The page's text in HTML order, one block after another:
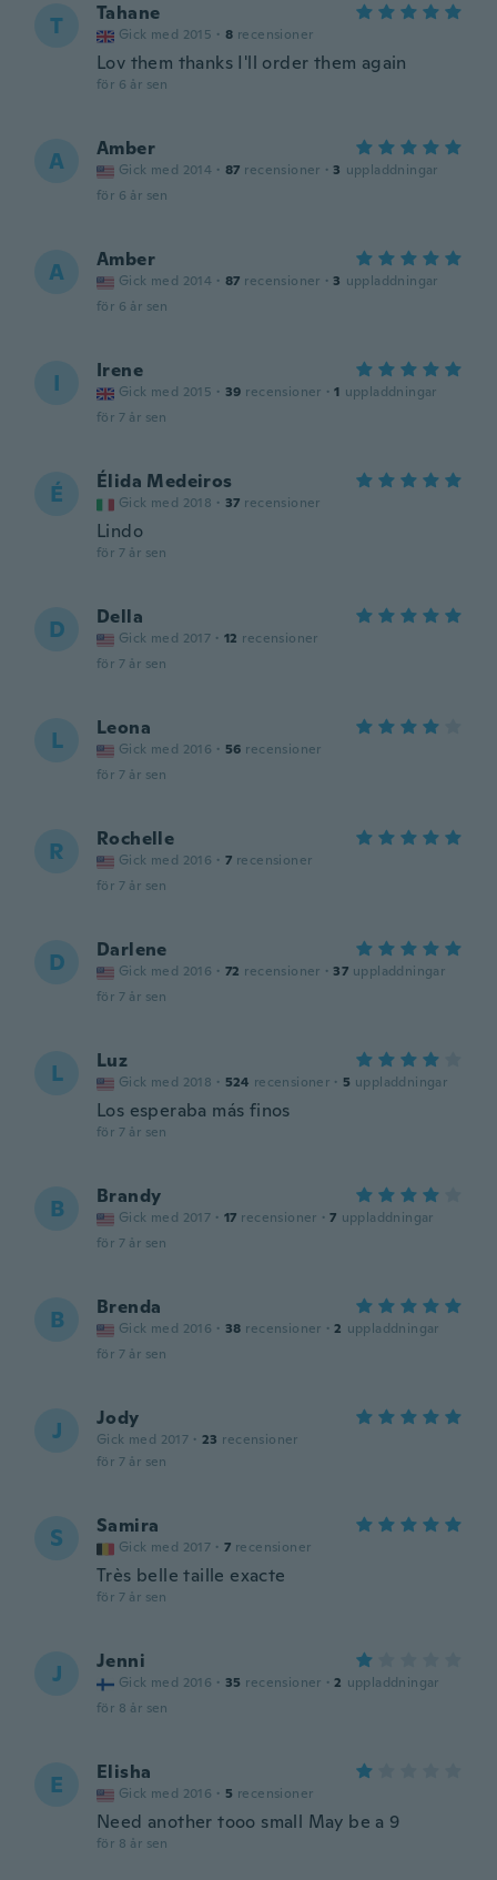
T Tahane
Gick med 2015 · 8 recensioner
Lov them thanks I'll order them again
för 6 år sen
A Amber
Gick med 2014 · 87 recensioner · 3 uppladdningar
för 6 år sen
A Amber
Gick med 2014 · 87 recensioner · 3 uppladdningar
för 6 år sen
I Irene
Gick med 2015 · 39 recensioner · 1 uppladdningar
för 7 år sen
É Élida Medeiros
Gick med 2018 · 37 recensioner
Lindo
för 7 år sen
D Della
Gick med 2017 · 12 recensioner
för 7 år sen
L Leona
Gick med 2016 · 56 recensioner
för 7 år sen
R Rochelle
Gick med 2016 · 7 recensioner
för 7 år sen
D Darlene
Gick med 2016 · 72 recensioner · 37 uppladdningar
för 7 år sen
L Luz
Gick med 2018 · 524 recensioner · 5 uppladdningar
Los esperaba más finos
för 7 år sen
B Brandy
Gick med 2017 · 17 recensioner · 7 uppladdningar
för 7 år sen
B Brenda
Gick med 2016 · 38 recensioner · 2 uppladdningar
för 7 år sen
J Jody
Gick med 2017 · 23 recensioner
för 7 år sen
S Samira
Gick med 2017 · 7 recensioner
Très belle taille exacte
för 7 år sen
J Jenni
Gick med 2016 · 35 recensioner · 2 uppladdningar
för 8 år sen
E Elisha
Gick med 2016 · 5 recensioner
Need another tooo small May be a 9
för 8 år sen